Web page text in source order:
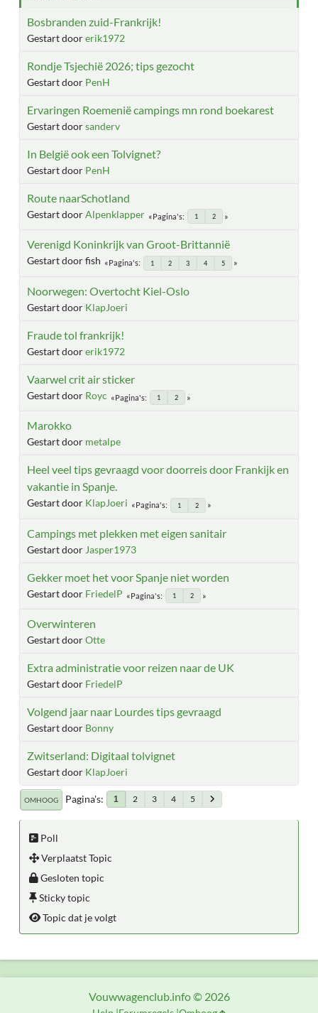
Bosbranden zuid-Frankrijk!
Gestart doorerik1972
Rondje Tsjechië 2026; tips gezocht
Gestart door PenH
Ervaringen Roemenië campings mn rond boekarest
Gestart doorsanderv
In België ook een Tolvignet?
Gestart door PenH
Route naarSchotland
Gestart doorAlpenklapper Pagina's 1 2
Verenigd Koninkrijk van Groot-Brittannië
Gestart door fish Pagina's 1 2 3 4 5
Noorwegen: Overtocht Kiel-Oslo
Gestart door KlapJoeri
Fraude tol frankrijk!
Gestart doorerik1972
Vaarwel crit air sticker
Gestart door Royc Pagina's 1 2
Marokko
Gestart door metalpe
Heel veel tips gevraagd voor doorreis door Frankijk en
vakantie in Spanje.
Gestart door KlapJoeri Pagina's 1 2
Campings met plekken met eigen sanitair
Gestart door Jasper1973
Gekker moet het voor Spanje niet worden
Gestart door FriedelP Pagina's 1 2
Overwinteren
Gestart doorOtte
Extra administratie voor reizen naar de UK
Gestart door FriedelP
Volgend jaar naar Lourdes tips gevraagd
Gestart door Bonny
Zwitserland: Digitaal tolvignet
Gestart door KlapJoeri
OMHOOG Pagina's 1 2 3 4 5
Poll
Verplaatst Topic
Gesloten topic
Sticky topic
Topic dat je volgt
Vouwwagenclub.info © 2026